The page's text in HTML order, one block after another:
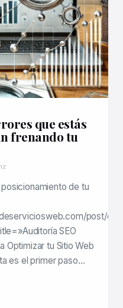
que estás
frenando tu
de tu
post/
SEO
Optimizar tu Sitio Web
es el primer paso…